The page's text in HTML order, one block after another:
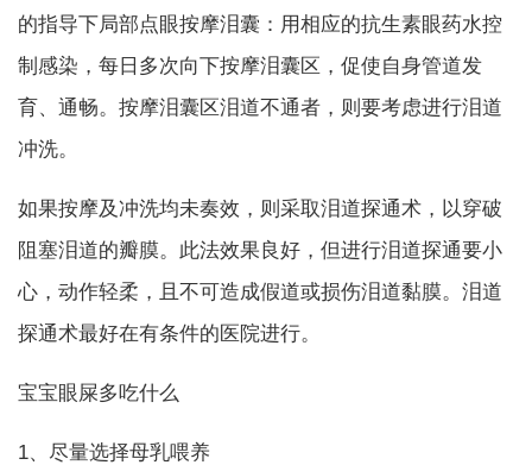
的指导下局部点眼按摩泪囊：用相应的抗生素眼药水控
制感染，每日多次向下按摩泪囊区，促使自身管道发
育、通畅。按摩泪囊区泪道不通者，则要考虑进行泪道
冲洗。
如果按摩及冲洗均未奏效，则采取泪道探通术，以穿破
阻塞泪道的瓣膜。此法效果良好，但进行泪道探通要小
心，动作轻柔，且不可造成假道或损伤泪道黏膜。泪道
探通术最好在有条件的医院进行。
宝宝眼屎多吃什么
1、尽量选择母乳喂养